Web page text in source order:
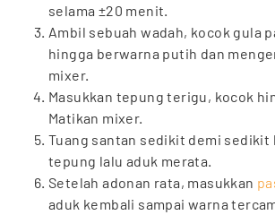
selama ±20 menit.
Ambil sebuah wadah, kocok gula
hingga berwarna putih dan
mixer.
Masukkan tepung terigu, kocok
Matikan mixer.
Tuang santan sedikit demi sedikit
tepung lalu aduk merata.
Setelah adonan rata, masukkan
aduk kembali sampai warna